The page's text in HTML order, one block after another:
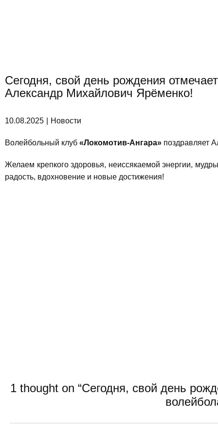
Сегодня, свой день рождения
Александр Михайлович Ярёменко!
10.08.2025 Новости
Волейбольный клуб «Локомотив-Ангара» поздравляет
Желаем крепкого здоровья, неиссякаемой энергии,
радость, вдохновение и новые достижения!
1 thought on “Сегодня, свой день